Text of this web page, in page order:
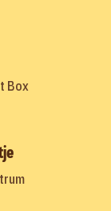
Box